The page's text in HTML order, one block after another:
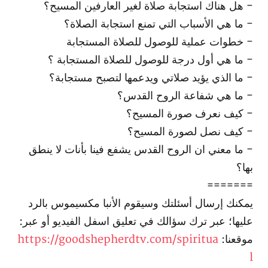
- هل هناك استجابة صلاة لغير العارفين المسيح؟
- ما هي الأسباب التي تمنع استجابة الصلاة؟
- خطوات عملية للوصول للصلاة المستجابة
- ما هي أول درجة للوصول للصلاة المستجابة ؟
- ما الذي يؤيد صلاتي ويدعمها لتصبح مستجابة؟
- ما هي شفاعة الروح القدس؟
- كيف نعرف صورة المسيح؟
- كيف نصل لصورة المسيح؟
- ما معني ان الروح القدس يشفع فينا بأنات لا ينطق
بها؟
=======
يمكنك إرسال أسئلتك وسيقوم الأنبا مكسيموس بالرد
عليها؛ عبر ترك سؤالك في تعليق اسفل الفيديو أو عبر:
موقعنا: https://goodshepherdtv.com/spiritua
l